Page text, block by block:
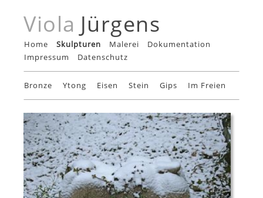
Viola Jürgens
Home Skulpturen Malerei
Dokumentation
Impressum
Datenschutz
Bronze Ytong Eisen Stein Gips Im Freien